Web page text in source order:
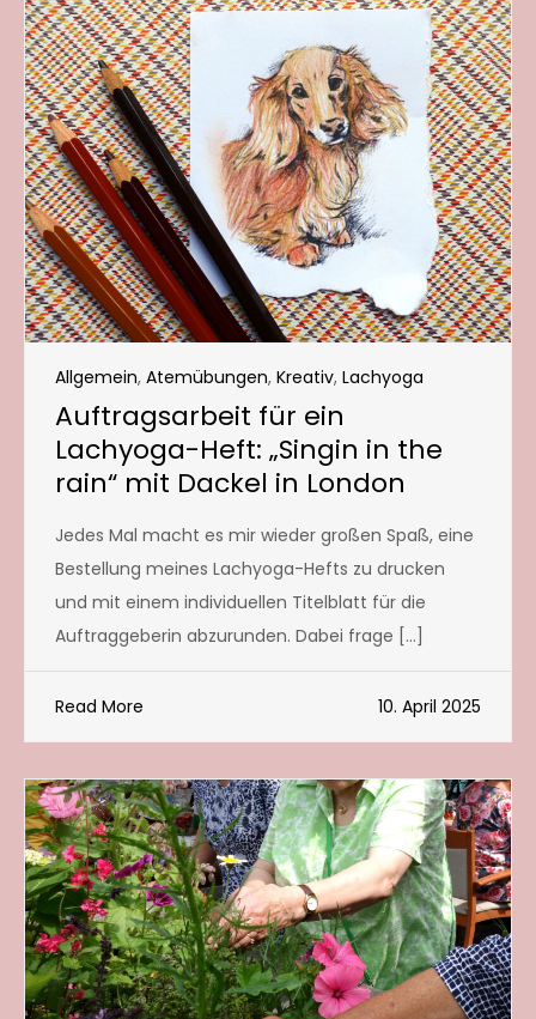
Allgemein, Atemübungen, Kreativ, Lachyoga
Auftragsarbeit für ein
Lachyoga-Heft: „Singin in the
rain“ mit Dackel in London
Jedes Mal macht es mir wieder großen Spaß, eine
Bestellung meines Lachyoga-Hefts zu drucken
und mit einem individuellen Titelblatt für die
Auftraggeberin abzurunden. Dabei frage […]
Read More 10. April 2025